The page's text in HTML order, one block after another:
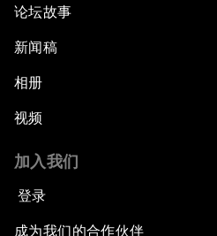
论坛故事
新闻稿
相册
视频
加入我们
登录
成为我们的合作伙伴